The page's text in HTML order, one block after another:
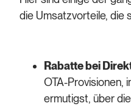
die Umsatzvorteile, die
Rabatte bei
OTA-Provisionen,
ermutigst, über